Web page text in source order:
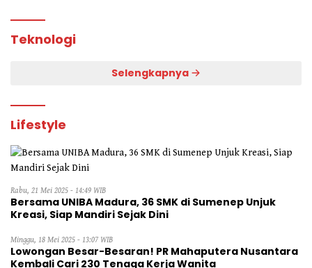
Teknologi
Selengkapnya
Lifestyle
Rabu, 21 Mei 2025 - 14:49 WIB
Bersama UNIBA Madura, 36 SMK di Sumenep Unjuk
Kreasi, Siap Mandiri Sejak Dini
Minggu, 18 Mei 2025 - 13:07 WIB
Lowongan Besar-Besaran! PR Mahaputera Nusantara
Kembali Cari 230 Tenaga Kerja Wanita